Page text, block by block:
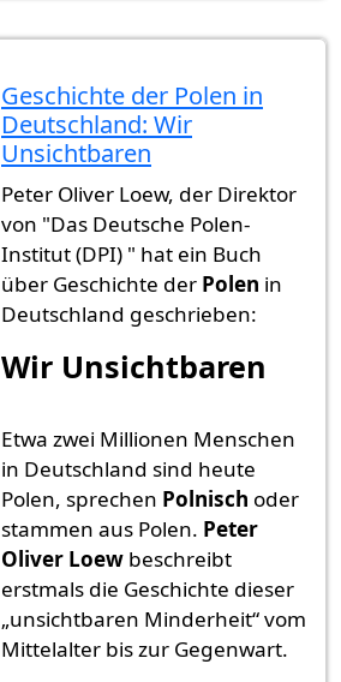
Geschichte der Polen in
Deutschland: Wir
Unsichtbaren
Peter Oliver Loew, der Direktor
von "Das Deutsche Polen-
Institut (DPI) " hat ein Buch
über Geschichte der Polen in
Deutschland geschrieben:
Wir Unsichtbaren
Etwa zwei Millionen Menschen
in Deutschland sind heute
Polen, sprechen Polnisch oder
stammen aus Polen. Peter
Oliver Loew beschreibt
erstmals die Geschichte dieser
„unsichtbaren Minderheit“ vom
Mittelalter bis zur Gegenwart.